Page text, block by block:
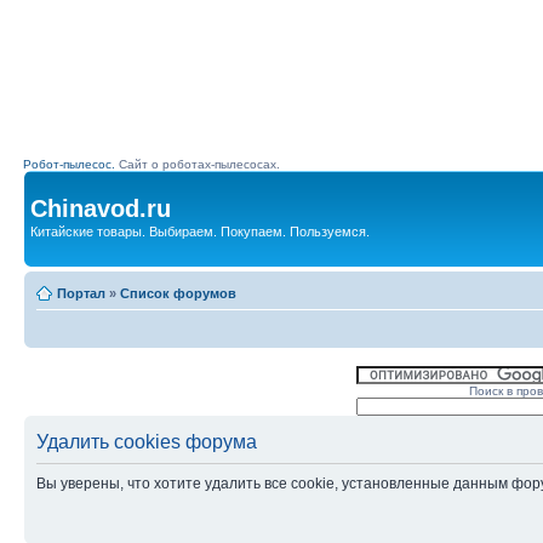
Робот-пылесос. Сайт о роботах-пылесосах.
Chinavod.ru
Китайские товары. Выбираем. Покупаем. Пользуемся.
Портал » Список форумов
Поиск в
Удалить cookies форума
Вы уверены, что хотите удалить все cookie, установленные данным